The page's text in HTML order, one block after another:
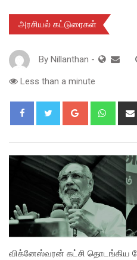
அரசியல் கட்டுரைகள்
By Nillanthan -
Less than a minute
Google+
விக்னேஸ்வரன் கட்சி தொடங்கிய